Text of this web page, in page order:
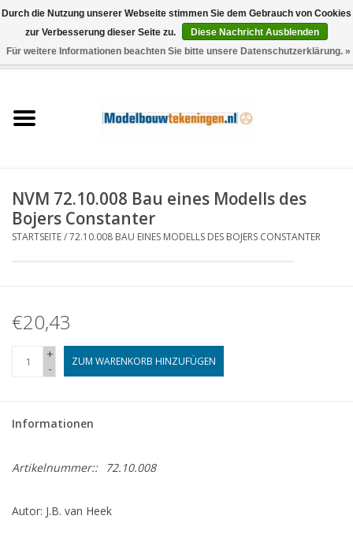
0 Artikel - €0,00
Schiffe
Holzbau
Neue Zeichnungen
NEUE ZEITSCHRIFTEN
ABONNEMENT DER
NVM 72.10.008 Bau eines Modells des
Bojers Constanter
STARTSEITE/72.10.008 BAU EINES MODELLS DES BOJERS CONSTANTER
€20,43
+
-
ZUM WARENKORB HINZUFÜGEN
Informationen
Artikelnummer:: 72.10.008
Autor: J.B. van Heek
Durch die Nutzung unserer Webseite stimmen Sie dem Gebrauch von Cookies
zur Verbesserung dieser Seite zu.
Diese Nachricht Ausblenden
Für weitere Informationen beachten Sie bitte unsere Datenschutzerklärung. »